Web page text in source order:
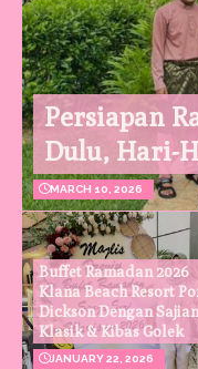
Persiapan
Dulu, Hari-
MARCH 10, 2026
Buffet Ramadan 2026
Klana Beach Resort
Dickson Dengan Sajian
Klasik & Kibas Golek
JANUARY 22, 2026